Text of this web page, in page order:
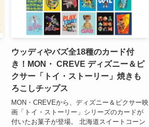
ウッディやバズ全18種のカード付
き！MON・ CREVE ディズニー＆ピ
クサー「トイ・ストーリー」焼きも
ろこしチップス
MON・CREVEから、ディズニー＆ピクサー映
画「トイ・ストーリー」シリーズのカードが
付いたお菓子が登場。 北海道スイートコーン